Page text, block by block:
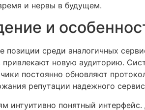
и нервы в будущем.
и
среди аналогичных
новую аудиторию.
постоянно обновляют
репутации надежного
интуитивно понятный